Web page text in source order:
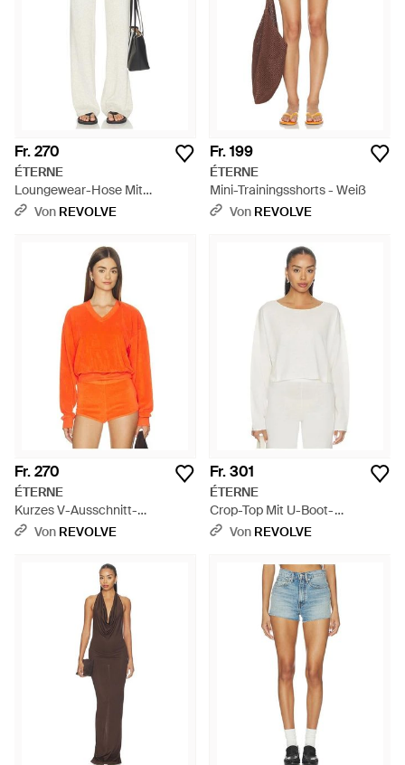
Fr. 270
ÉTERNE
Loungewear-Hose Mit
Niedrigem Bund - Weiß
Von REVOLVE
Fr. 199
ÉTERNE
Mini-Trainingsshorts - Weiß
Von REVOLVE
Fr. 270
ÉTERNE
Kurzes V-Ausschnitt-
Sweatshirt - Orange
Von REVOLVE
Fr. 301
ÉTERNE
Crop-Top Mit U-Boot-
Ausschnitt - Weiß
Von REVOLVE